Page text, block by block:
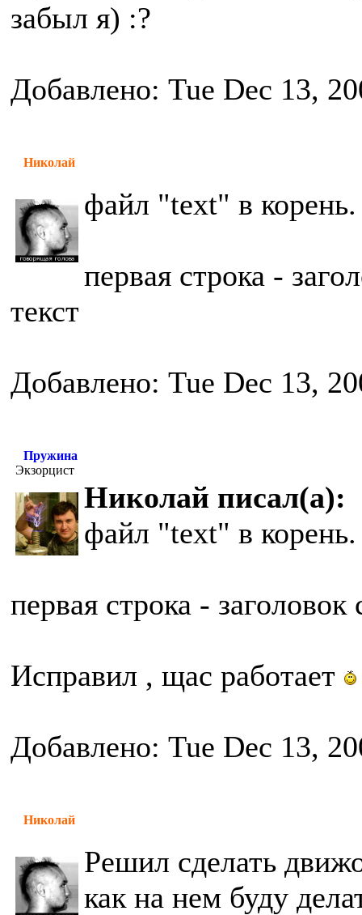
забыл я) :?
Добавлено: Tue Dec 13,
Николай
файл "text" в корень.
первая строка -
текст
Добавлено: Tue Dec 13,
Пружина
Экзорцист
Николай писал(а):
файл "text" в корень.
первая строка -
Исправил , щас работает
Добавлено: Tue Dec 13,
Николай
Решил сделать
как на нем буду